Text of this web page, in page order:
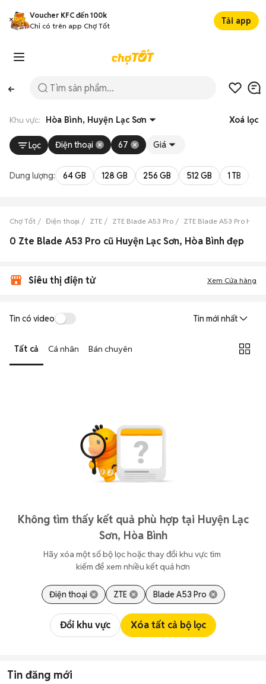
Voucher KFC đến 100k
Chỉ có trên app Chợ Tốt
Tải app
Khu vực: Hòa Bình, Huyện Lạc Sơn Xoá lọc
Lọc Điện thoại 67 Giá
Dung lượng: 64 GB 128 GB 256 GB 512 GB 1 TB
Chợ Tốt Điện thoại ZTE ZTE Blade A53 Pro ZTE Blade A53 Pro Hòa
0 Zte Blade A53 Pro cũ Huyện Lạc Sơn, Hòa Bình đẹp
Siêu thị điện tử Xem Cửa hàng
Tin có video Tin mới nhất
Tất cả Cá nhân Bán chuyên
Không tìm thấy kết quả phù hợp tại Huyện Lạc
Sơn, Hòa Bình
Hãy xóa một số bộ lọc hoặc thay đổi khu vực tìm
kiếm để xem nhiều kết quả hơn
Điện thoại ZTE Blade A53 Pro
Đổi khu vực Xóa tất cả bộ lọc
Tin đăng mới